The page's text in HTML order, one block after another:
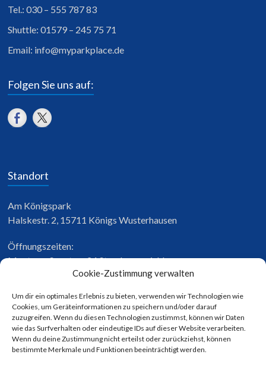
Cookie-Zustimmung verwalten
Um dir ein optimales Erlebnis zu bieten, verwenden wir Technologien wie
Cookies, um Geräteinformationen zu speichern und/oder darauf
zuzugreifen. Wenn du diesen Technologien zustimmst, können wir Daten
wie das Surfverhalten oder eindeutige IDs auf dieser Website verarbeiten.
Wenn du deine Zustimmung nicht erteilst oder zurückziehst, können
bestimmte Merkmale und Funktionen beeinträchtigt werden.
Tel.: 030 – 555 787 83
Shuttle: 01579 – 245 75 71
Email: info@myparkplace.de
Folgen Sie uns auf:
Standort
Am Königspark
Halskestr. 2, 15711 Königs Wusterhausen
Öffnungszeiten:
Montag – Sonntag: 24 Stunden erreichbar
Zahlungsmethoden